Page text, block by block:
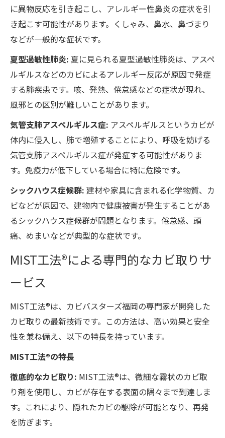
に異物反応を引き起こし、アレルギー性鼻炎の症状を引
き起こす可能性があります。くしゃみ、鼻水、鼻づまり
などが一般的な症状です。
夏型過敏性肺炎: 夏に見られる夏型過敏性肺炎は、アスペ
ルギルスなどのカビによるアレルギー反応が原因で発症
する肺疾患です。咳、発熱、倦怠感などの症状が現れ、
風邪との区別が難しいことがあります。
気管支肺アスペルギルス症: アスペルギルスというカビが
体内に侵入し、肺で増殖することにより、呼吸を妨げる
気管支肺アスペルギルス症が発症する可能性がありま
す。免疫力が低下している場合に特に危険です。
シックハウス症候群: 建材や家具に含まれる化学物質、カ
ビなどが原因で、建物内で健康被害が発生することがあ
るシックハウス症候群が問題となります。倦怠感、頭
痛、めまいなどが典型的な症状です。
MIST工法®による専門的なカビ取りサ
ービス
MIST工法®は、カビバスターズ福岡の専門家が開発した
カビ取りの最新技術です。この方法は、高い効果と安全
性を兼ね備え、以下の特長を持っています。
MIST工法®の特長
徹底的なカビ取り: MIST工法®は、微細な霧状のカビ取
り剤を使用し、カビが存在する表面の隅々まで到達しま
す。これにより、隠れたカビの駆除が可能となり、再発
を防ぎます。